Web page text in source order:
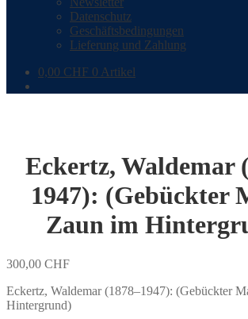
Datenschutz
Geschäftsbedingungen
Lieferung und Zahlung
0,00 CHF 0 Artikel
Eckertz, Waldemar
1947): (Gebückter
Zaun im
300,00 CHF
Eckertz, Waldemar (1878–1947): (Gebückter
Hintergrund)